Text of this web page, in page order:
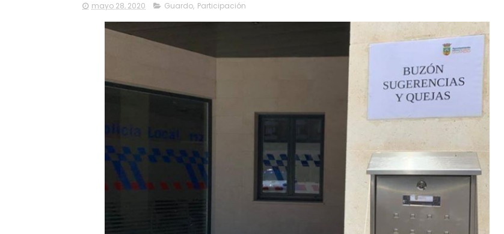
mayo 28, 2020 Guardo, Participación